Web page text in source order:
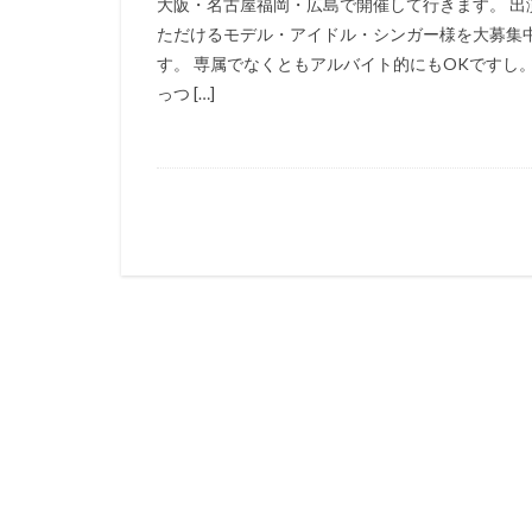
大阪・名古屋福岡・広島で開催して行きます。 出
ただけるモデル・アイドル・シンガー様を大募集
す。 専属でなくともアルバイト的にもOKですし
っつ […]